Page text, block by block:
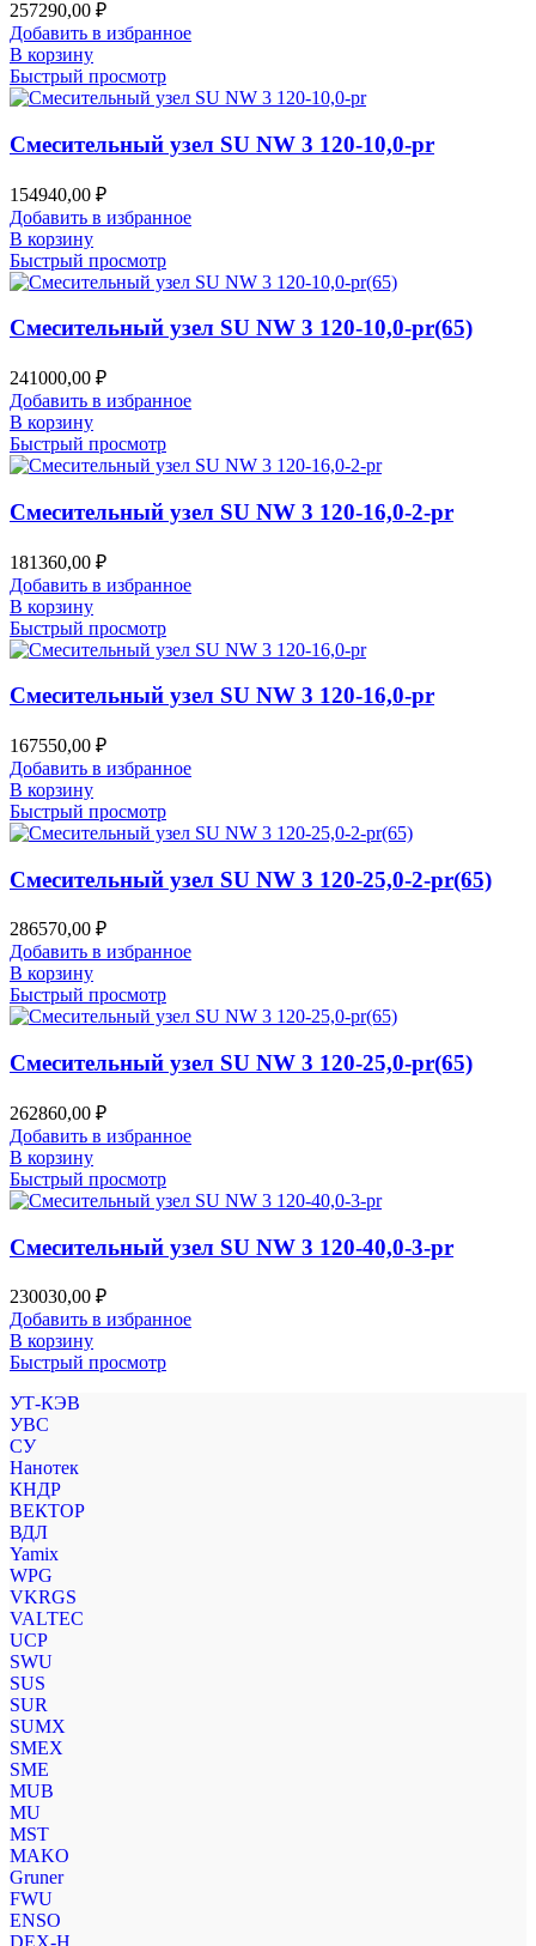
257290,00 ₽
Добавить в избранное
В корзину
Быстрый просмотр
Смесительный узел SU NW 3 120-10,0-pr
154940,00 ₽
Добавить в избранное
В корзину
Быстрый просмотр
Смесительный узел SU NW 3 120-10,0-pr(65)
241000,00 ₽
Добавить в избранное
В корзину
Быстрый просмотр
Смесительный узел SU NW 3 120-16,0-2-pr
181360,00 ₽
Добавить в избранное
В корзину
Быстрый просмотр
Смесительный узел SU NW 3 120-16,0-pr
167550,00 ₽
Добавить в избранное
В корзину
Быстрый просмотр
Смесительный узел SU NW 3 120-25,0-2-pr(65)
286570,00 ₽
Добавить в избранное
В корзину
Быстрый просмотр
Смесительный узел SU NW 3 120-25,0-pr(65)
262860,00 ₽
Добавить в избранное
В корзину
Быстрый просмотр
Смесительный узел SU NW 3 120-40,0-3-pr
230030,00 ₽
Добавить в избранное
В корзину
Быстрый просмотр
УТ-КЭВ
УВС
СУ
Нанотек
КНДР
ВЕКТОР
ВДЛ
Yamix
WPG
VKRGS
VALTEC
UCP
SWU
SUS
SUR
SUMX
SMEX
SME
MUB
MU
MST
MAKO
Gruner
FWU
ENSO